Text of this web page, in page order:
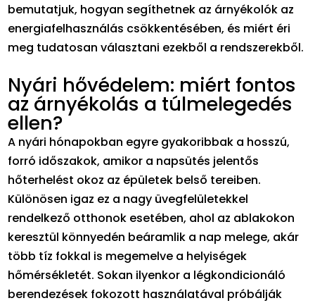
bemutatjuk, hogyan segíthetnek az árnyékolók az
energiafelhasználás csökkentésében, és miért éri
meg tudatosan választani ezekből a rendszerekből.
Nyári hővédelem: miért fontos
az árnyékolás a túlmelegedés
ellen?
A nyári hónapokban egyre gyakoribbak a hosszú,
forró időszakok, amikor a napsütés jelentős
hőterhelést okoz az épületek belső tereiben.
Különösen igaz ez a nagy üvegfelületekkel
rendelkező otthonok esetében, ahol az ablakokon
keresztül könnyedén beáramlik a nap melege, akár
több tíz fokkal is megemelve a helyiségek
hőmérsékletét. Sokan ilyenkor a légkondicionáló
berendezések fokozott használatával próbálják